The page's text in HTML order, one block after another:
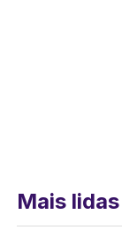
Mais lidas